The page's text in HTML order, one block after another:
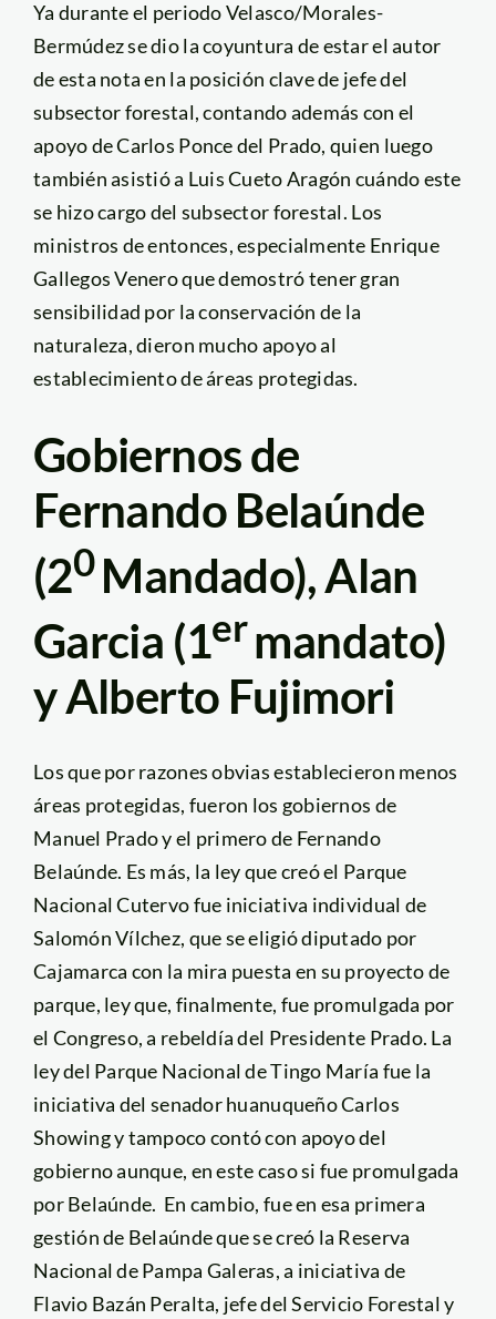
Ya durante el periodo Velasco/Morales-
Bermúdez se dio la coyuntura de estar el autor
de esta nota en la posición clave de jefe del
subsector forestal, contando además con el
apoyo de Carlos Ponce del Prado, quien luego
también asistió a Luis Cueto Aragón cuándo este
se hizo cargo del subsector forestal. Los
ministros de entonces, especialmente Enrique
Gallegos Venero que demostró tener gran
sensibilidad por la conservación de la
naturaleza, dieron mucho apoyo al
establecimiento de áreas protegidas.
Gobiernos de
Fernando Belaúnde
(20Mandado), Alan
Garcia (1ermandato)
y Alberto Fujimori
Los que por razones obvias establecieron menos
áreas protegidas, fueron los gobiernos de
Manuel Prado y el primero de Fernando
Belaúnde. Es más, la ley que creó el Parque
Nacional Cutervo fue iniciativa individual de
Salomón Vílchez, que se eligió diputado por
Cajamarca con la mira puesta en su proyecto de
parque, ley que, finalmente, fue promulgada por
el Congreso, a rebeldía del Presidente Prado. La
ley del Parque Nacional de Tingo María fue la
iniciativa del senador huanuqueño Carlos
Showing y tampoco contó con apoyo del
gobierno aunque, en este caso si fue promulgada
por Belaúnde. En cambio, fue en esa primera
gestión de Belaúnde que se creó la Reserva
Nacional de Pampa Galeras, a iniciativa de
Flavio Bazán Peralta, jefe del Servicio Forestal y